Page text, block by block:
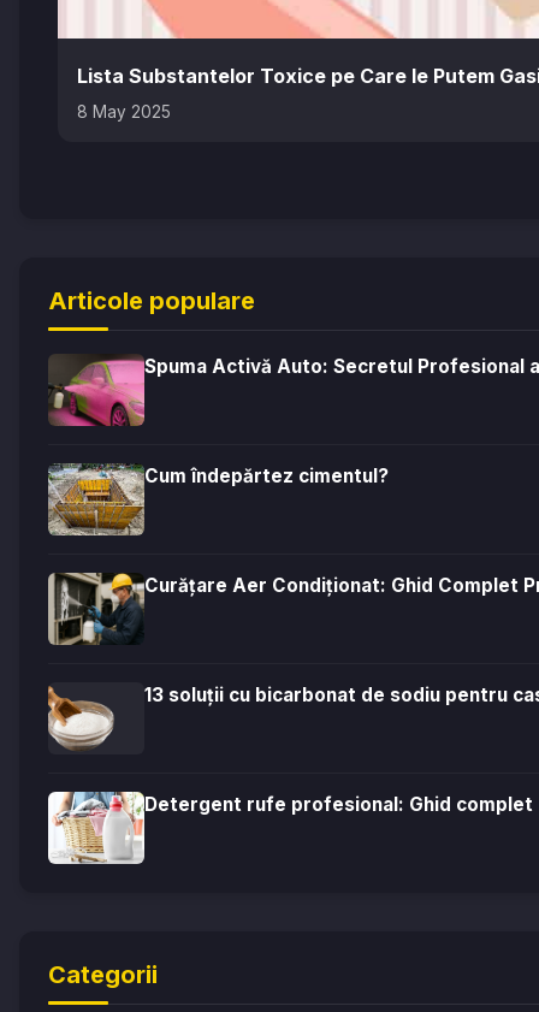
Lista Substantelor Toxice pe Care le Putem
8 May 2025
Articole populare
Spuma Activă Auto: Secretul Profesional
Cum îndepărtez cimentul?
Curățare Aer Condiționat: Ghid Complet
13 soluții cu bicarbonat de sodiu pentru
Detergent rufe profesional: Ghid complet
Categorii